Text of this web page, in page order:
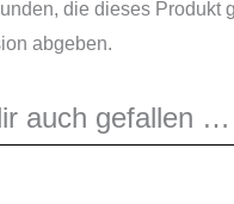
die dieses Produkt
abgeben.
auch gefallen …